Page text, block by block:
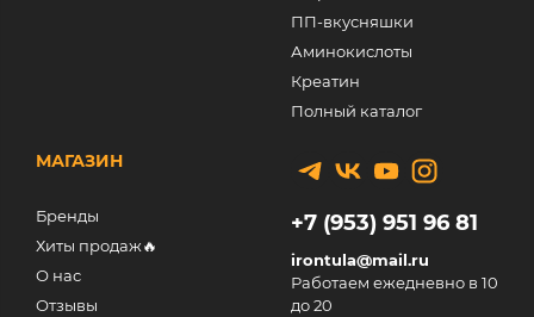
ПП-вкусняшки
Аминокислоты
Креатин
Полный каталог
МАГАЗИН
Бренды
Хиты продаж🔥
О нас
Отзывы
+7 (953) 951 96 81
irontula@mail.ru
Работаем ежедневно в 10
до 20